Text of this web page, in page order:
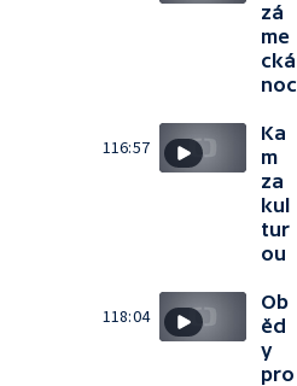
zá
me
cká
noc
116:57
Ka
m
za
kul
tur
ou
118:04
Ob
ěd
y
pro